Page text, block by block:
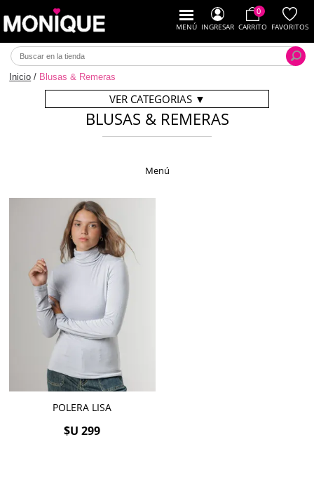
MENÚ INGRESAR
0
CARRITO FAVORITOS
Inicio / Blusas & Remeras
VER CATEGORIAS ▼
BLUSAS & REMERAS
Menú
POLERA LISA
$U 299